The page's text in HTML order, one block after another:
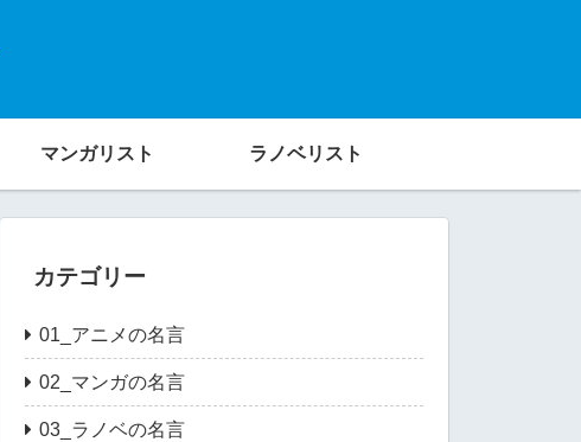
マンガリスト ラノベリスト
カテゴリー
01_アニメの名言
02_マンガの名言
03_ラノベの名言